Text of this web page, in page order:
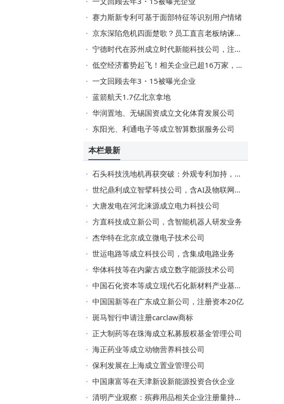
赛力斯新专利可基于面部特征等识别用户情绪
京东深陷危机四面楚歌？员工直言老板纳谏，破局革新未来可期
宁德时代在苏州成立时代新能科技公司，注册资本20亿
低空经济蓄势起飞！相关企业已超16万家，去年注册量同比增长近140%
一文回顾去年3・15被曝光企业
蓝箭航天1.7亿北京拿地
华润置地、无锡国资成立文化体育发展公司
东阳光、利通电子等成立智算数据服务公司
本栏最新
石头科技洗地机再获突破：外观专利加持，清洁效率与市场占有率双提升
世纪鼎利成立智擘科技公司，含AI及物联网业务
大唐发电在河北涞源成立电力科技公司
方直科技成立新公司，含智能机器人研发业务
杰华特在北京成立微电子技术公司
世运电路等成立科技公司，含集成电路业务
华体科技等在内蒙古成立数字能源技术公司
中国石化资本等成立现代石化新材料产业基金，出资额50亿
中国国新等在广东成立新公司，注册资本20亿
斑马智行申请注册carclaw商标
正大制药等在珠海成立私募股权基金管理公司
海正药业等成立动物营养科技公司
保利发展在上海成立置业管理公司
中国康富等在天津新设新能源投资合伙企业
清明产业观察：殡葬用品相关企业注册量持续增长，去年首破7万家